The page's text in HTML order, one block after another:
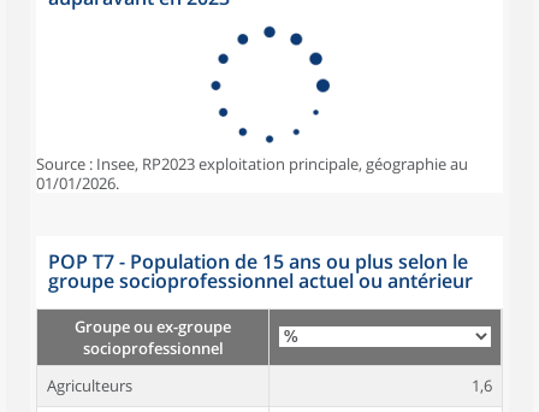
Source : Insee, RP2023 exploitation principale, géographie au
01/01/2026.
POP T7 - Population de 15 ans ou plus selon le
groupe socioprofessionnel actuel ou antérieur
Groupe ou ex-groupe
socioprofessionnel
Agriculteurs
1,6